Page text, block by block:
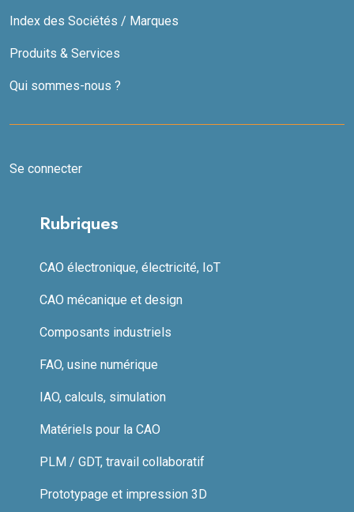
Index des Sociétés / Marques
Produits & Services
Qui sommes-nous ?
Se connecter
Rubriques
CAO électronique, électricité, IoT
CAO mécanique et design
Composants industriels
FAO, usine numérique
IAO, calculs, simulation
Matériels pour la CAO
PLM / GDT, travail collaboratif
Prototypage et impression 3D